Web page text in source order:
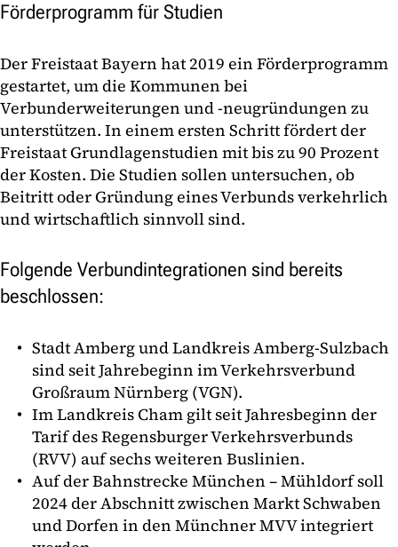
Förderprogramm für Studien
Der Freistaat Bayern hat 2019 ein Förderprogramm
gestartet, um die Kommunen bei
Verbunderweiterungen und -neugründungen zu
unterstützen. In einem ersten Schritt fördert der
Freistaat Grundlagenstudien mit bis zu 90 Prozent
der Kosten. Die Studien sollen untersuchen, ob
Beitritt oder Gründung eines Verbunds verkehrlich
und wirtschaftlich sinnvoll sind.
Folgende Verbundintegrationen sind bereits
beschlossen:
Stadt Amberg und Landkreis Amberg-Sulzbach
sind seit Jahrebeginn im Verkehrsverbund
Großraum Nürnberg (VGN).
Im Landkreis Cham gilt seit Jahresbeginn der
Tarif des Regensburger Verkehrsverbunds
(RVV) auf sechs weiteren Buslinien.
Auf der Bahnstrecke München – Mühldorf soll
2024 der Abschnitt zwischen Markt Schwaben
und Dorfen in den Münchner MVV integriert